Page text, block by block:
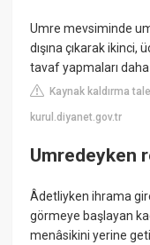
Umre mevsiminde
dışına çıkarak
tavaf yapmaları
Kaynak kaldırma
kurul.diyanet.gov.tr
Umredeyken
Âdetliyken ihrama
görmeye başlayan
menâsikini yerine